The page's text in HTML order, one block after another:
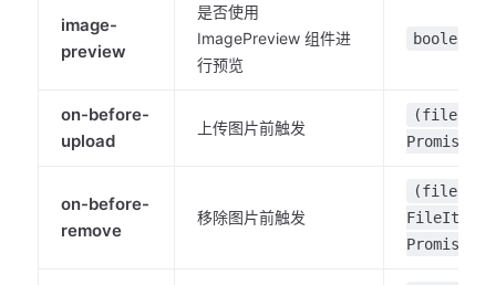
image-
preview
是否使用
ImagePreview 组件进
行预览
boolean
on-before-
upload
上传图片前触发
(file:
on-before-
remove
移除图片前触发
FileItem)